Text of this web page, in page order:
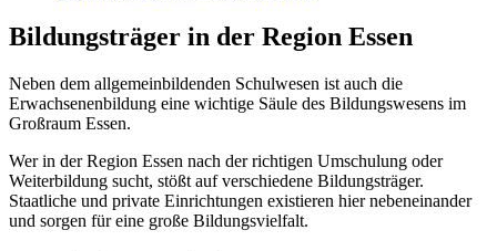
Bildungsträger in der Region Essen
Neben dem allgemeinbildenden Schulwesen ist auch die
Erwachsenenbildung eine wichtige Säule des Bildungswesens im
Großraum Essen.
Wer in der Region Essen nach der richtigen Umschulung oder
Weiterbildung sucht, stößt auf verschiedene Bildungsträger.
Staatliche und private Einrichtungen existieren hier nebeneinander
und sorgen für eine große Bildungsvielfalt.